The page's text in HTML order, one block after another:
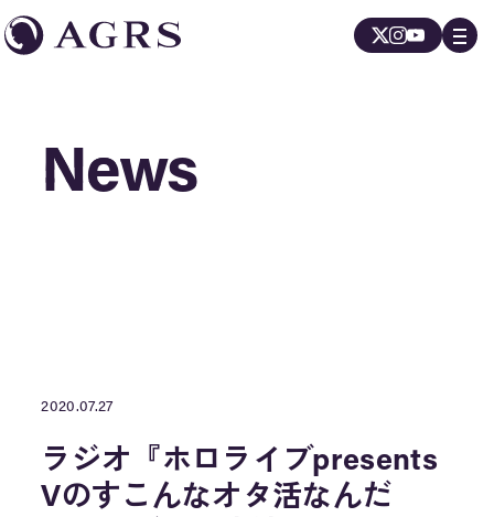
News
News
2020.07.27
ラジオ『ホロライブpresents
Vのすこんなオタ活なんだ